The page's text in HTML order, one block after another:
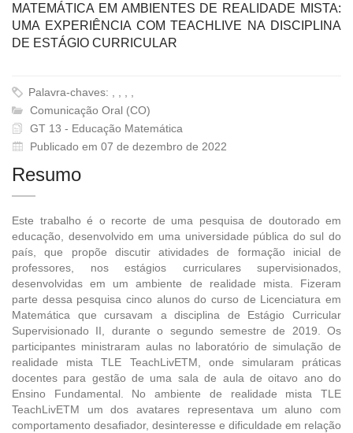
MATEMÁTICA EM AMBIENTES DE REALIDADE MISTA:
UMA EXPERIÊNCIA COM TEACHLIVE NA DISCIPLINA
DE ESTÁGIO CURRICULAR
Palavra-chaves: , , , ,
Comunicação Oral (CO)
GT 13 - Educação Matemática
Publicado em 07 de dezembro de 2022
Resumo
Este trabalho é o recorte de uma pesquisa de doutorado em
educação, desenvolvido em uma universidade pública do sul do
país, que propõe discutir atividades de formação inicial de
professores, nos estágios curriculares supervisionados,
desenvolvidas em um ambiente de realidade mista. Fizeram
parte dessa pesquisa cinco alunos do curso de Licenciatura em
Matemática que cursavam a disciplina de Estágio Curricular
Supervisionado II, durante o segundo semestre de 2019. Os
participantes ministraram aulas no laboratório de simulação de
realidade mista TLE TeachLivETM, onde simularam práticas
docentes para gestão de uma sala de aula de oitavo ano do
Ensino Fundamental. No ambiente de realidade mista TLE
TeachLivETM um dos avatares representava um aluno com
comportamento desafiador, desinteresse e dificuldade em relação